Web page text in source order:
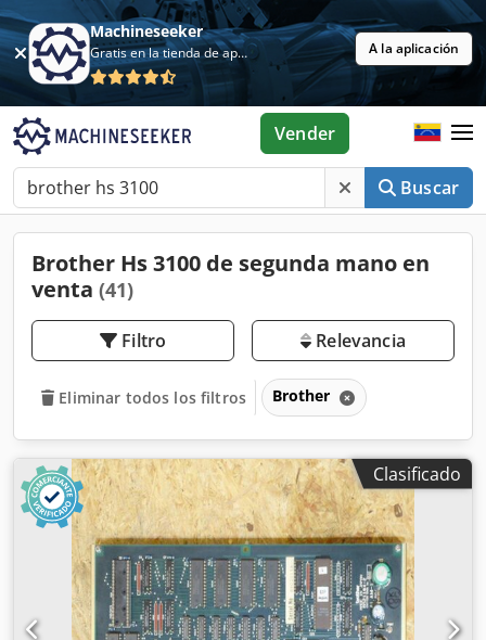
Machineseeker
Gratis en la tienda de aplicaciones A la aplicación
Buscar
Vender
Brother Hs 3100 de segunda mano en
venta (41)
Filtro Relevancia
Eliminar todos los filtros Brother
Clasificado